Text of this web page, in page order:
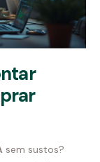
sem sustos?